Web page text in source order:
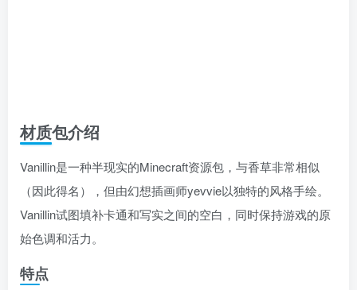
材质包介绍
Vanillin是一种半现实的Minecraft资源包，与香草非常相似
（因此得名），但由幻想插画师yevvie以独特的风格手绘。
Vanillin试图填补卡通和写实之间的空白，同时保持游戏的原
始色调和活力。
特点